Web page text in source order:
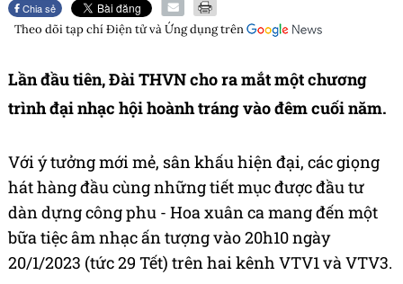
Chia sẻ
Theo dõi tạp chíĐiện tử và Ứng dụngtrên
Lần đầu tiên, Đài THVN cho ra mắt một chương
trình đại nhạc hội hoành tráng vào đêm cuối năm.
Với ý tưởng mới mẻ, sân khấu hiện đại, các giọng
hát hàng đầu cùng những tiết mục được đầu tư
dàn dựng công phu - Hoa xuân ca mang đến một
bữa tiệc âm nhạc ấn tượng vào 20h10 ngày
20/1/2023 (tức 29 Tết) trên hai kênh VTV1 và VTV3.